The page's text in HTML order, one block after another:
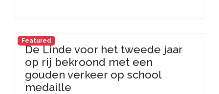
Featured
De Linde voor het tweede jaar
op rij bekroond met een
gouden verkeer op school
medaille